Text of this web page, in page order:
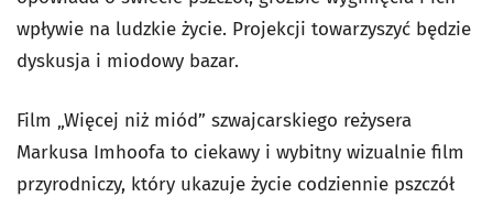
wpływie na ludzkie życie. Projekcji towarzyszyć będzie
dyskusja i miodowy bazar.
Film „Więcej niż miód” szwajcarskiego reżysera
Markusa Imhoofa to ciekawy i wybitny wizualnie film
przyrodniczy, który ukazuje życie codziennie pszczół